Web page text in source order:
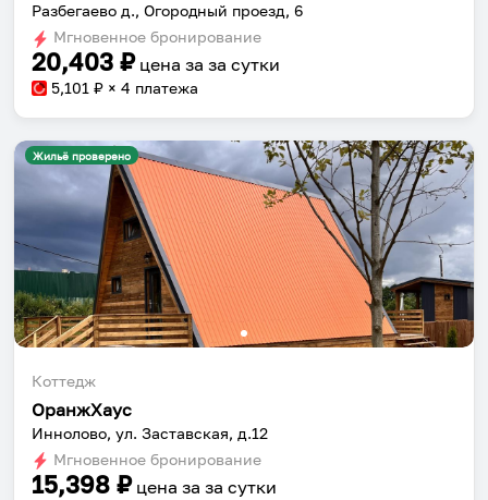
Разбегаево д., Огородный проезд, 6
Мгновенное бронирование
20,403 ₽ цена за за сутки
5,101 ₽ × 4 платежа
Жильё проверено
Коттедж
ОранжХаус
Иннолово, ул. Заставская, д.12
Мгновенное бронирование
15,398 ₽ цена за за сутки